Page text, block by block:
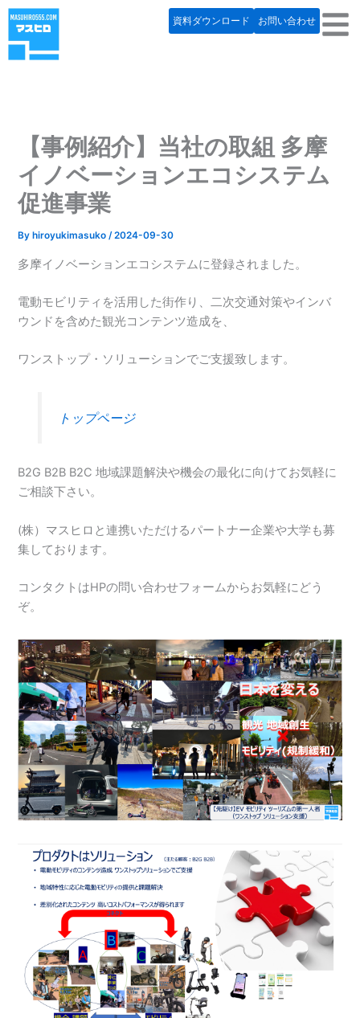
内
を
お問い合わせ
資料ダウンロード
【事例紹介】当社の取組 多摩
イノベーションエコシステム
促進事業
By hiroyukimasuko/2024-09-30
多摩イノベーションエコシステムに登録されました。
電動モビリティを活用した街作り、二次交通対策やインバ
ウンドを含めた観光コンテンツ造成を、
ワンストップ・ソリューションでご支援致します。
トップページ
B2G B2B B2C 地域課題解決や機会の最化に向けてお気軽に
ご相談下さい。
(株）マスヒロと連携いただけるパートナー企業や大学も募
集しております。
コンタクトはHPの問い合わせフォームからお気軽にどう
ぞ。